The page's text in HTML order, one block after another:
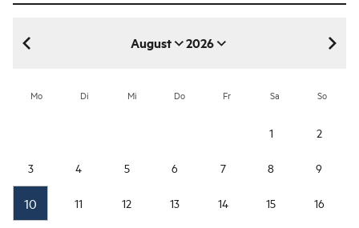
August 2026
August 2026
Mo Di Mi Do Fr Sa So
1 2
3 4 5 6 7 8 9
10 11 12 13 14 15 16